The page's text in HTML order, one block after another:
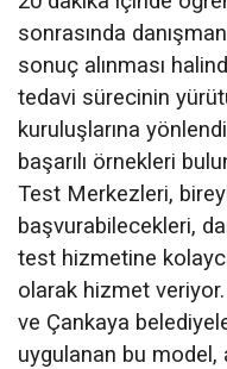
sonrasında
sonuç alınması
tedavi sürecinin
kuruluşlarına
başarılı örnekleri
Test Merkezleri,
başvurabilecekleri,
test hizmetine
olarak hizmet
ve Çankaya
uygulanan bu model,